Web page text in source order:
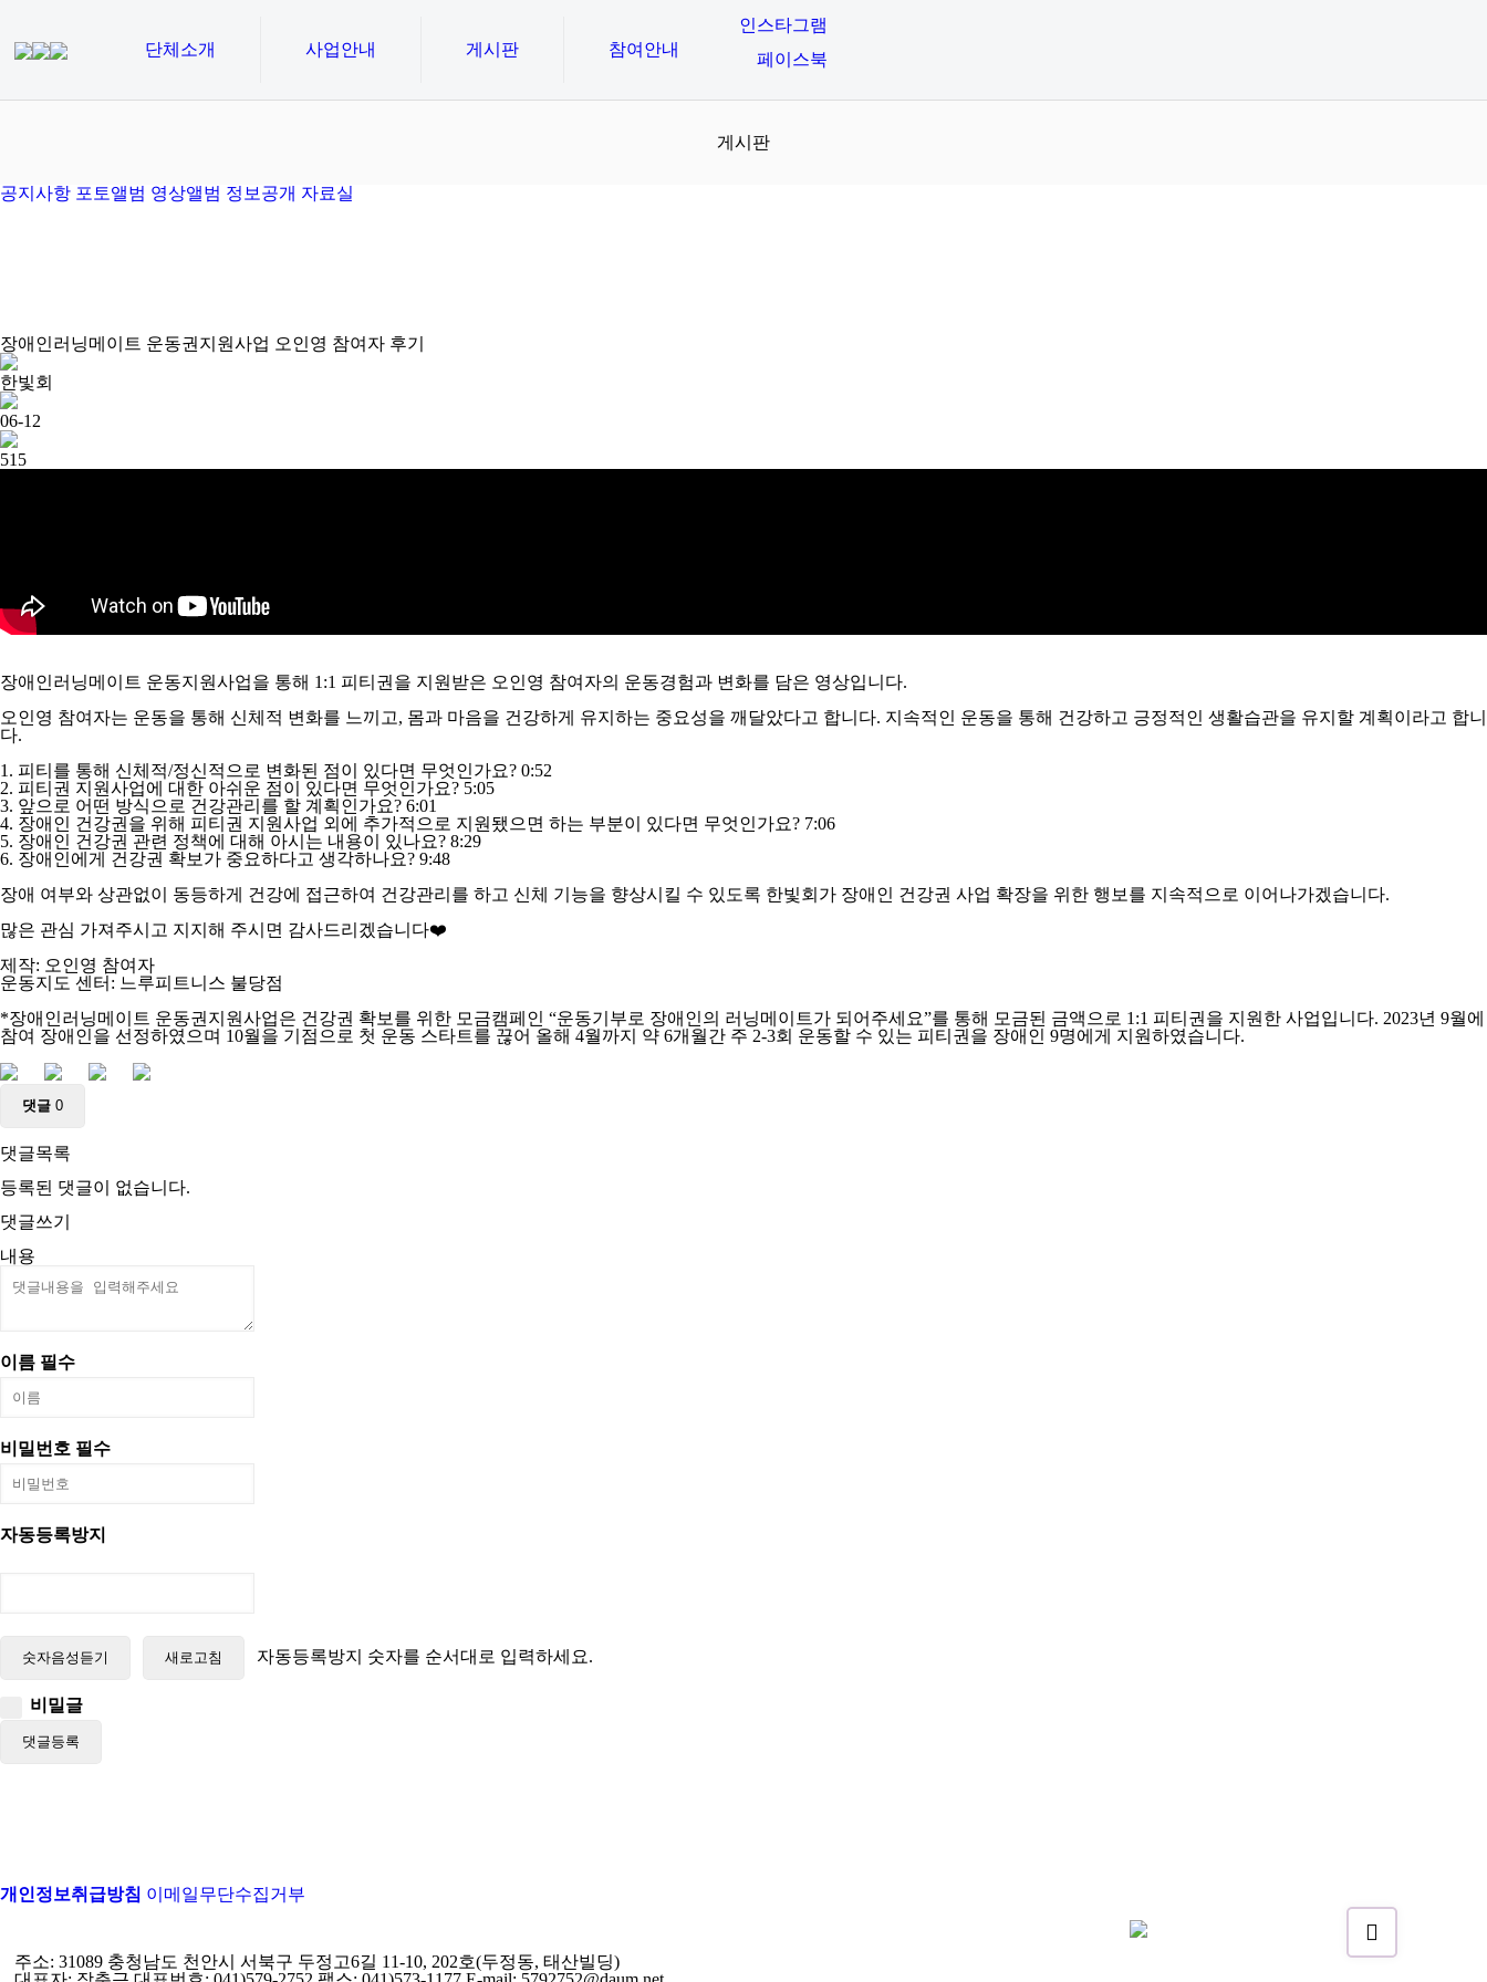
단체소개 사업안내 게시판 참여안내
인스타그램
페이스북
게시판
공지사항 포토앨범 영상앨범 정보공개 자료실
장애인러닝메이트 운동권지원사업 오인영 참여자 후기
한빛회
06-12
515
장애인러닝메이트 운동지원사업을 통해 1:1 피티권을 지원받은 오인영 참여자의 운동경험과 변화를 담은 영상입니다.
오인영 참여자는 운동을 통해 신체적 변화를 느끼고, 몸과 마음을 건강하게 유지하는 중요성을 깨달았다고 합니다. 지속적인 운동을 통해 건강하고 긍정적인 생활습관을 유지할 계획이라고 합니
다.
1. 피티를 통해 신체적/정신적으로 변화된 점이 있다면 무엇인가요? 0:52
2. 피티권 지원사업에 대한 아쉬운 점이 있다면 무엇인가요? 5:05
3. 앞으로 어떤 방식으로 건강관리를 할 계획인가요? 6:01
4. 장애인 건강권을 위해 피티권 지원사업 외에 추가적으로 지원됐으면 하는 부분이 있다면 무엇인가요? 7:06
5. 장애인 건강권 관련 정책에 대해 아시는 내용이 있나요? 8:29
6. 장애인에게 건강권 확보가 중요하다고 생각하나요? 9:48
장애 여부와 상관없이 동등하게 건강에 접근하여 건강관리를 하고 신체 기능을 향상시킬 수 있도록 한빛회가 장애인 건강권 사업 확장을 위한 행보를 지속적으로 이어나가겠습니다.
많은 관심 가져주시고 지지해 주시면 감사드리겠습니다❤️
제작: 오인영 참여자
운동지도 센터: 느루피트니스 불당점
*장애인러닝메이트 운동권지원사업은 건강권 확보를 위한 모금캠페인 “운동기부로 장애인의 러닝메이트가 되어주세요”를 통해 모금된 금액으로 1:1 피티권을 지원한 사업입니다. 2023년 9월에
참여 장애인을 선정하였으며 10월을 기점으로 첫 운동 스타트를 끊어 올해 4월까지 약 6개월간 주 2-3회 운동할 수 있는 피티권을 장애인 9명에게 지원하였습니다.
댓글 0
댓글목록
등록된 댓글이 없습니다.
댓글쓰기
내용
이름 필수
비밀번호 필수
자동등록방지
숫자음성듣기 새로고침 자동등록방지 숫자를 순서대로 입력하세요.
비밀글
댓글등록
개인정보취급방침 이메일무단수집거부
주소: 31089 충청남도 천안시 서북구 두정고6길 11-10, 202호(두정동, 태산빌딩)